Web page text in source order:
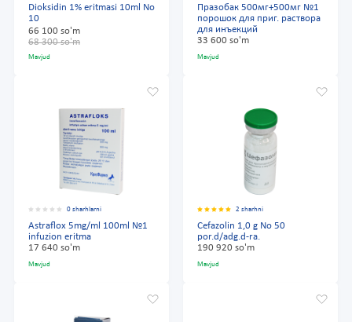
Dioksidin 1% eritmasi 10ml No
10
66 100 so'm
68 300 so'm
Mavjud
Празобак 500мг+500мг №1
порошок для приг. раствора
для инъекций
33 600 so'm
Mavjud
0 sharhlarni
Astraflox 5mg/ml 100ml №1
infuzion eritma
17 640 so'm
Mavjud
2 sharhni
Cefazolin 1,0 g No 50
por.d/adg.d-ra.
190 920 so'm
Mavjud